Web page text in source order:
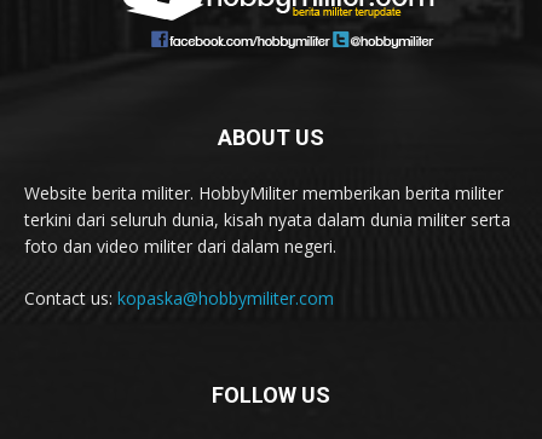
ABOUT US
Website berita militer. HobbyMiliter memberikan berita militer
terkini dari seluruh dunia, kisah nyata dalam dunia militer serta
foto dan video militer dari dalam negeri.
Contact us: kopaska@hobbymiliter.com
FOLLOW US